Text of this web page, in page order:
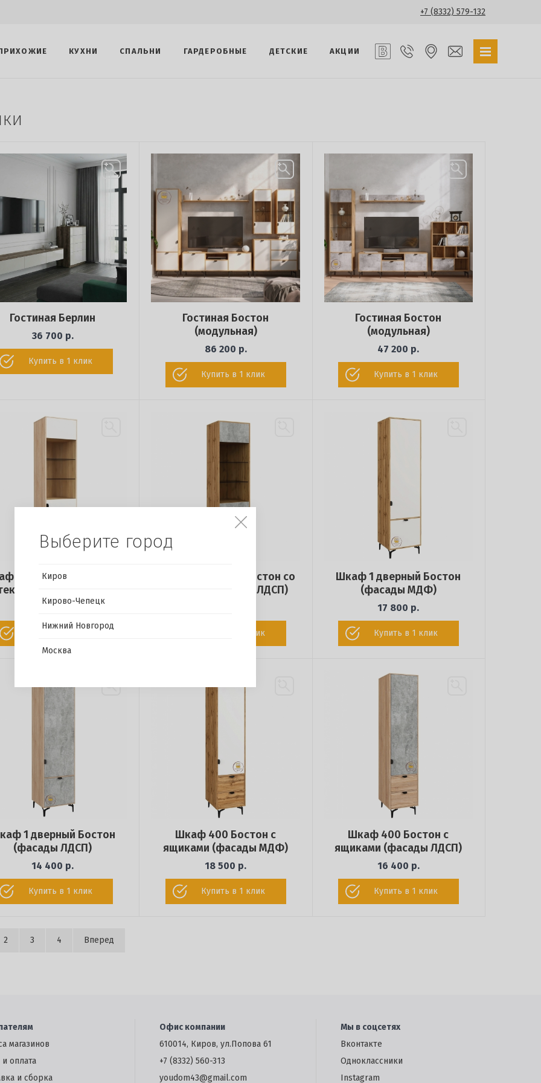
+7 (8332) 579-132
КУХНИ СПАЛЬНИ ГАРДЕРОБНЫЕ ДЕТСКИЕ АКЦИИ
Гостиная Берлин
36 700 р.
Купить в 1 клик
Гостиная Бостон
(модульная)
86 200 р.
Купить в 1 клик
Гостиная Бостон
(модульная)
47 200 р.
Купить в 1 клик
1 дверный Бостон со
(фасады МДФ)
18 700 р.
Шкаф 1 дверный Бостон со
стеклом (фасады ЛДСП)
Купить в 1 клик
Шкаф 1 дверный Бостон
(фасады МДФ)
17 800 р.
Купить в 1 клик
1 дверный Бостон
(фасады ЛДСП)
14 400 р.
Купить в 1 клик
Шкаф 400 Бостон с
ящиками (фасады МДФ)
18 500 р.
Купить в 1 клик
Шкаф 400 Бостон с
ящиками (фасады ЛДСП)
16 400 р.
Купить в 1 клик
2 3 4 Вперед
магазинов
и оплата
и сборка
Офис компании
610014, Киров, ул.Попова 61
+7 (8332) 560-313
youdom43@gmail.com
Мы в соцсетях
Вконтакте
Одноклассники
Instagram
Выберите город
Киров
Кирово-Чепецк
Нижний Новгород
Москва